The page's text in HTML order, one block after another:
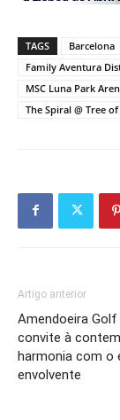
TAGS Barcelona
Family Aventura
MSC Luna Park
The Spiral @ Tree
Artigo anterior
Amendoeira
convite à
harmonia com o
envolvente